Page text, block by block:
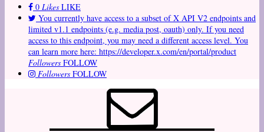
0 Likes LIKE
You currently have access to a subset of X API V2 endpoints and
limited v1.1 endpoints (e.g. media post, oauth) only. If you need
access to this endpoint, you may need a different access level. You
can learn more here: https://developer.x.com/en/portal/product
Followers FOLLOW
Followers FOLLOW